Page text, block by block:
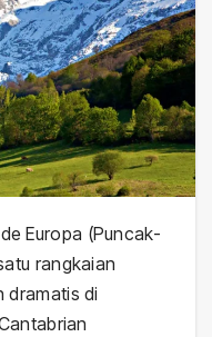
Europa (Puncak-
rangkaian
dramatis di